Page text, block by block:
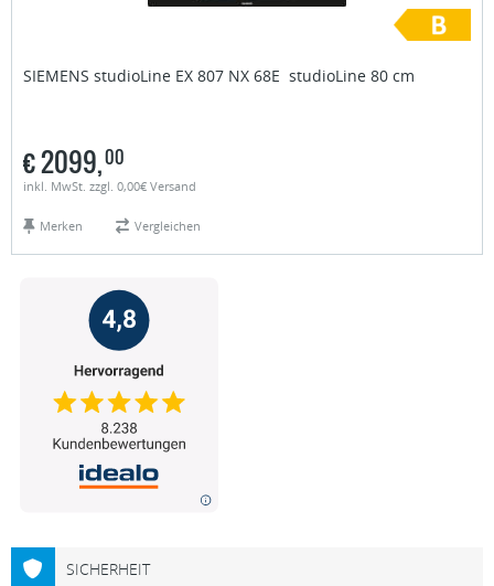
SIEMENS studioLine EX 807 NX 68E studioLine 80 cm
€2099,00
inkl. MwSt. zzgl. 0,00€ Versand
Merken Vergleichen
SICHERHEIT